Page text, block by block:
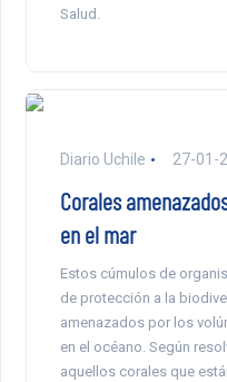
Salud.
Diario Uchile 27-01-
Corales
en el mar
Estos cúmulos de
de protección a la
amenazados por los
en el océano. Según
aquellos corales que